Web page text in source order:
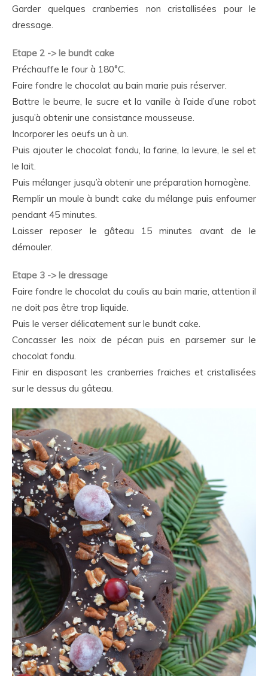
Garder quelques cranberries non cristallisées pour le
dressage.
Etape 2 -> le bundt cake
Préchauffe le four à 180°C.
Faire fondre le chocolat au bain marie puis réserver.
Battre le beurre, le sucre et la vanille à l’aide d’une robot
jusqu’à obtenir une consistance mousseuse.
Incorporer les oeufs un à un.
Puis ajouter le chocolat fondu, la farine, la levure, le sel et
le lait.
Puis mélanger jusqu’à obtenir une préparation homogène.
Remplir un moule à bundt cake du mélange puis enfourner
pendant 45 minutes.
Laisser reposer le gâteau 15 minutes avant de le
démouler.
Etape 3 -> le dressage
Faire fondre le chocolat du coulis au bain marie, attention il
ne doit pas être trop liquide.
Puis le verser délicatement sur le bundt cake.
Concasser les noix de pécan puis en parsemer sur le
chocolat fondu.
Finir en disposant les cranberries fraiches et cristallisées
sur le dessus du gâteau.